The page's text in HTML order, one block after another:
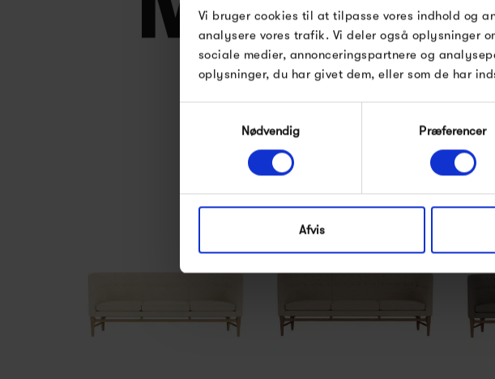
Vi bruger cookies til at tilpasse vores indhold og
analysere vores trafik. Vi deler også oplysninger
sociale medier, annonceringspartnere og
oplysninger, du har givet dem, eller som de har
Nødvendig
Præferencer
Afvis